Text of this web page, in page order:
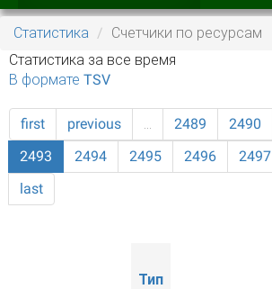
вкладка)
Статистика
Счетчики по ресурсам
Статистика за все время
В формате TSV
first previous … 2489 2490
2493
2494 2495 2496 2497
last
Тип